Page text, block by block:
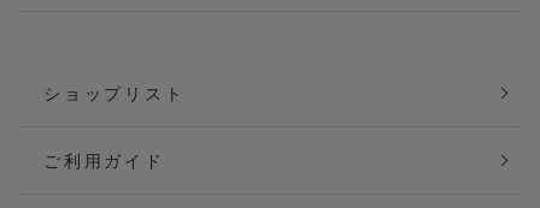
ショップリスト
ご利用ガイド